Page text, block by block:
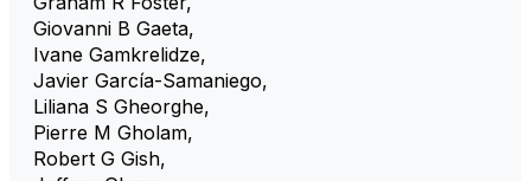
Giovanni B Gaeta,
Ivane Gamkrelidze,
Javier García-Samaniego,
Liliana S Gheorghe,
Pierre M Gholam,
Robert G Gish,